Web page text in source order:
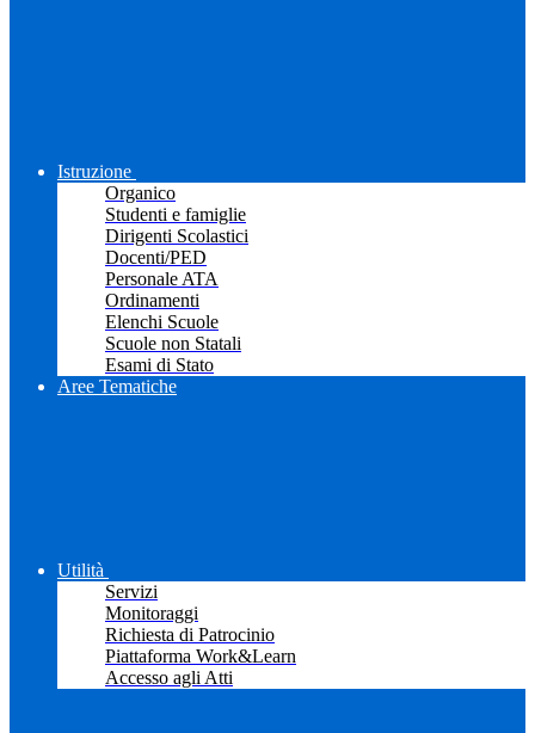
Istruzione
Organico
Studenti e famiglie
Dirigenti Scolastici
Docenti/PED
Personale ATA
Ordinamenti
Elenchi Scuole
Scuole non Statali
Esami di Stato
Aree Tematiche
Utilità
Servizi
Monitoraggi
Richiesta di Patrocinio
Piattaforma Work&Learn
Accesso agli Atti